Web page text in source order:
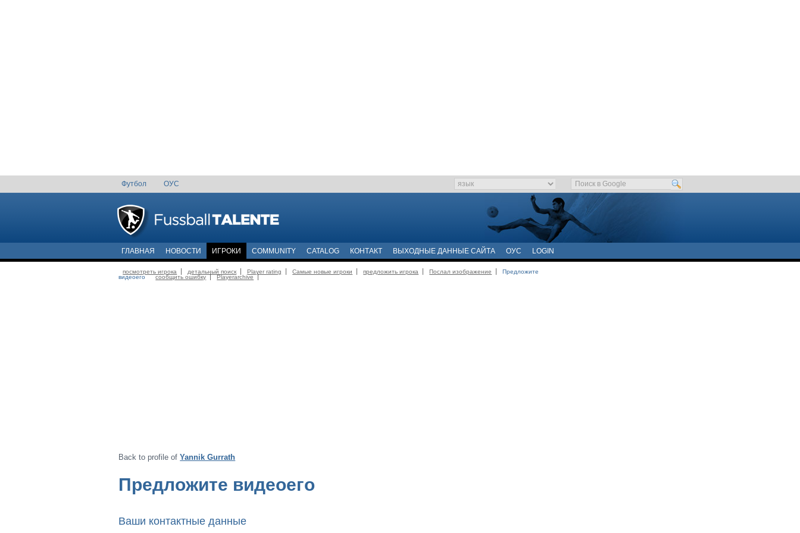
Футбол ОУС
ГЛАВНАЯ НОВОСТИ ИГРОКИ COMMUNITY CATALOG КОНТАКТ ВЫХОДНЫЕ ДАННЫЕ САЙТА ОУС LOGIN
посмотреть игрока детальный поиск Player rating Самые новые игроки предложить игрока Послал изображение
Предложите
видеоего
сообщить ошибку Playerarchive
Back to profile ofYannik Gurrath
Предложите видеоего
Ваши контактные данные